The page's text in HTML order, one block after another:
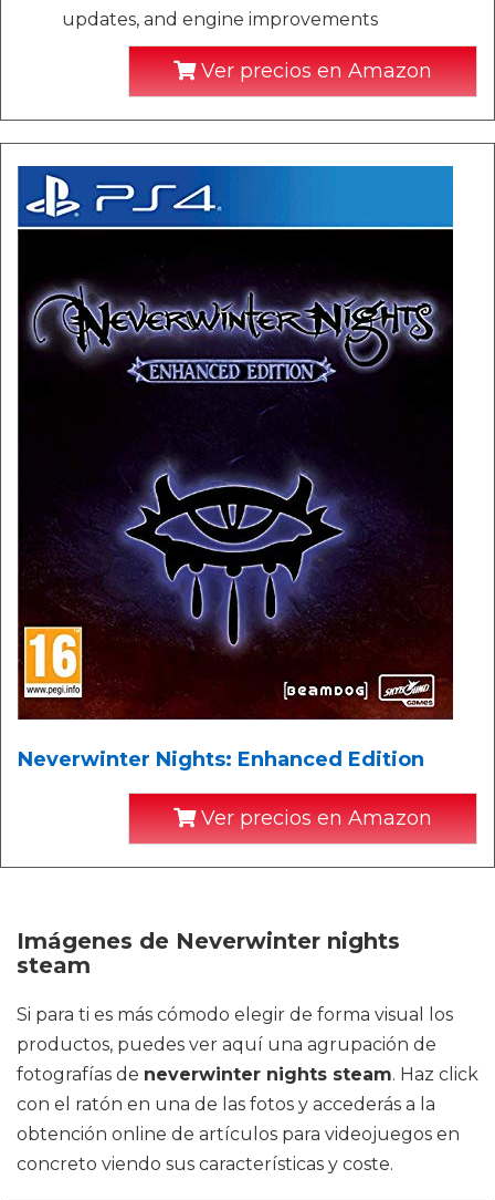
updates, and engine improvements
Ver precios en Amazon
Neverwinter Nights: Enhanced Edition
Ver precios en Amazon
Imágenes de Neverwinter nights
steam
Si para ti es más cómodo elegir de forma visual los
productos, puedes ver aquí una agrupación de
fotografías de neverwinter nights steam. Haz click
con el ratón en una de las fotos y accederás a la
obtención online de artículos para videojuegos en
concreto viendo sus características y coste.